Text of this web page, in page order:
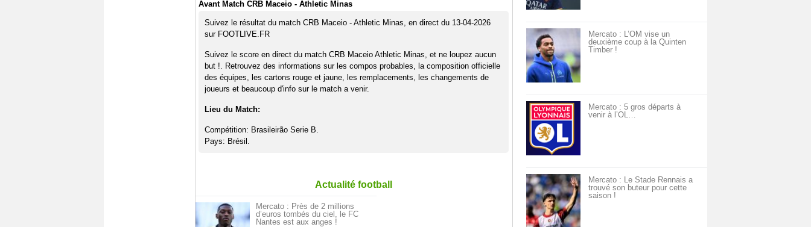
Avant Match CRB Maceio - Athletic Minas
Suivez le résultat du match CRB Maceio - Athletic Minas, en direct du 13-04-2026
sur FOOTLIVE.FR
Suivez le score en direct du match CRB Maceio Athletic Minas, et ne loupez aucun
but !. Retrouvez des informations sur les compos probables, la composition officielle
des équipes, les cartons rouge et jaune, les remplacements, les changements de
joueurs et beaucoup d'info sur le match a venir.
Lieu du Match:
Compétition: Brasileirão Serie B.
Pays: Brésil.
Actualité football
Mercato : Près de 2 millions
d’euros tombés du ciel, le FC
Nantes est aux anges !
Mercato : L’OM vise un
deuxième coup à la Quinten
Timber !
Mercato : 5 gros départs à
venir à l’OL…
Mercato : Le Stade Rennais a
trouvé son buteur pour cette
saison !